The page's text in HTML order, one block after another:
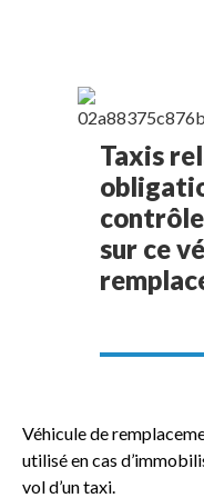
Taxis
sur ce
Véhicule de
utilisé en cas
vol d’un taxi.